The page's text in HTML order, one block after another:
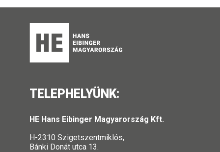
TELEPHELYÜNK:
HE Hans Eibinger Magyarország Kft.
H-2310 Szigetszentmiklós,
Bánki Donát utca 13.